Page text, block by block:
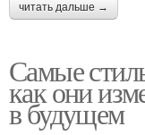
читать дальше →
Самые
как они
в будущем